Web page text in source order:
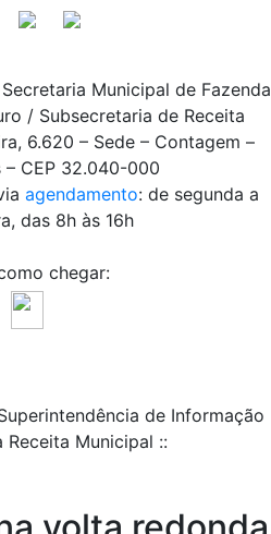
Municipal de Fazenda
/ Subsecretaria de Receita
6.620 – Sede – Contagem –
– CEP 32.040-000
agendamento: de segunda a
das 8h às 16h
chegar:
de Informação
Receita Municipal ::